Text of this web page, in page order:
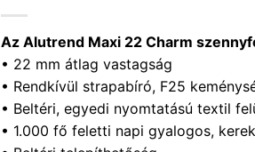
Az Alutrend Maxi 22 Charm
• 22 mm átlag vastagság
• Rendkívül strapabíró, F25
• Beltéri, egyedi nyomtatású textil
• 1.000 fő feletti napi gyalogos,